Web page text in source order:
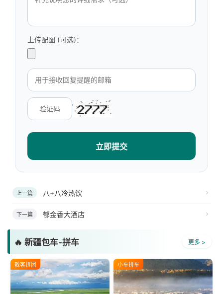
上传配图 (可选)：
立即提交
上一篇 八+八冷热饮
下一篇 郁金香大酒店
🔥 新疆包车-拼车 更多 >
散客拼团 小车拼车